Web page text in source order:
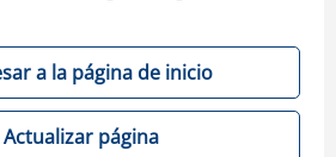
a la página de inicio
Actualizar página